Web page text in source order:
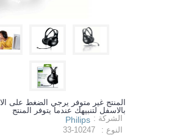
المنتج غير متوفر يرجي الضغط على
بالاسفل لتنبيهك عندما يتوفر المنتج
الشركة : Philips
النوع :
33-10247